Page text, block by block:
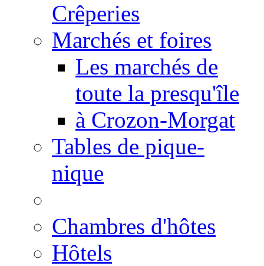
Crêperies
Marchés et foires
Les marchés de
toute la presqu'île
à Crozon-Morgat
Tables de pique-
nique
Chambres d'hôtes
Hôtels